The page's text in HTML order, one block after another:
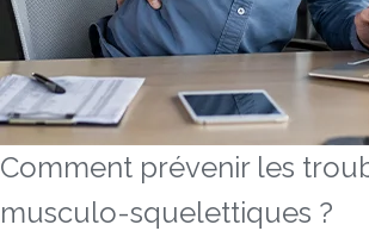
Comment prévenir les
musculo-squelettiques ?